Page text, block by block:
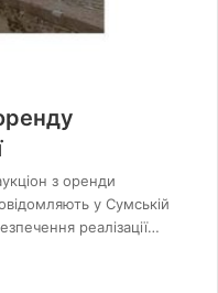
з оренди
у Сумській
реалізації…